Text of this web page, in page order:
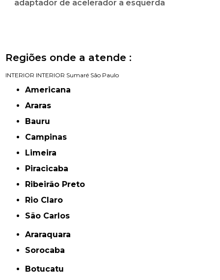
adaptador de acelerador a esquerda
Regiões onde a atende :
INTERIOR INTERIOR Sumaré São Paulo
Americana
Araras
Bauru
Campinas
Limeira
Piracicaba
Ribeirão Preto
Rio Claro
São Carlos
Araraquara
Sorocaba
Botucatu